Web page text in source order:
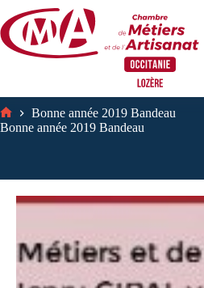
au
contenu
Accueil
Bonne année 2019 Bandeau
Bonne année 2019 Bandeau